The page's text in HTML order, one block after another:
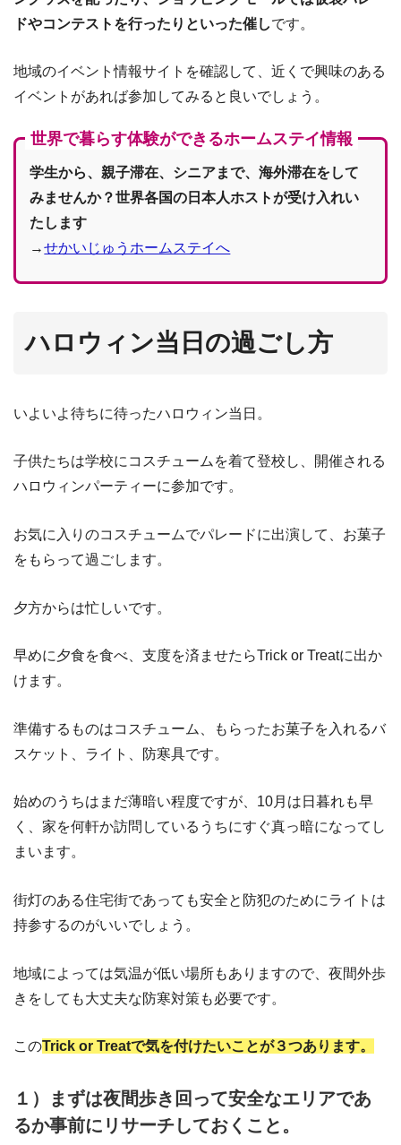
ドやコンテストを行ったりといった催しです。
地域のイベント情報サイトを確認して、近くで興味のある
イベントがあれば参加してみると良いでしょう。
世界で暮らす体験ができるホームステイ情報
学生から、親子滞在、シニアまで、海外滞在をして
みませんか？世界各国の日本人ホストが受け入れい
たします
→せかいじゅうホームステイへ
ハロウィン当日の過ごし方
いよいよ待ちに待ったハロウィン当日。
子供たちは学校にコスチュームを着て登校し、開催される
ハロウィンパーティーに参加です。
お気に入りのコスチュームでパレードに出演して、お菓子
をもらって過ごします。
夕方からは忙しいです。
早めに夕食を食べ、支度を済ませたらTrick or Treatに出か
けます。
準備するものはコスチューム、もらったお菓子を入れるバ
スケット、ライト、防寒具です。
始めのうちはまだ薄暗い程度ですが、10月は日暮れも早
く、家を何軒か訪問しているうちにすぐ真っ暗になってし
まいます。
街灯のある住宅街であっても安全と防犯のためにライトは
持参するのがいいでしょう。
地域によっては気温が低い場所もありますので、夜間外歩
きをしても大丈夫な防寒対策も必要です。
このTrick or Treatで気を付けたいことが３つあります。
１）まずは夜間歩き回って安全なエリアであ
るか事前にリサーチしておくこと。